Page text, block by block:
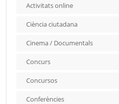
Activitats online
Ciència ciutadana
Cinema / Documentals
Concurs
Concursos
Conferències